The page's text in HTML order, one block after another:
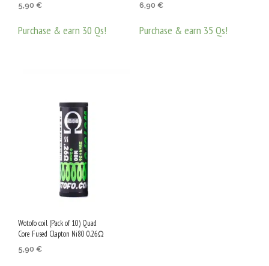
5,90 €
Purchase & earn 30 Qs!
6,90 €
Purchase & earn 35 Qs!
Wotofo coil (Pack of 10) Quad
Core Fused Clapton Ni80 0.26Ω
5,90 €